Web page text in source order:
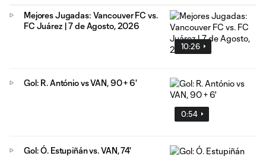
10:26
Mejores Jugadas: Vancouver FC vs.
FC Juárez | 7 de Agosto, 2026
0:54
Gol: R. António vs VAN, 90 + 6'
Gol: Ó. Estupiñán vs. VAN, 74'